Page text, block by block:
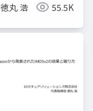
徳丸 浩 55.5K